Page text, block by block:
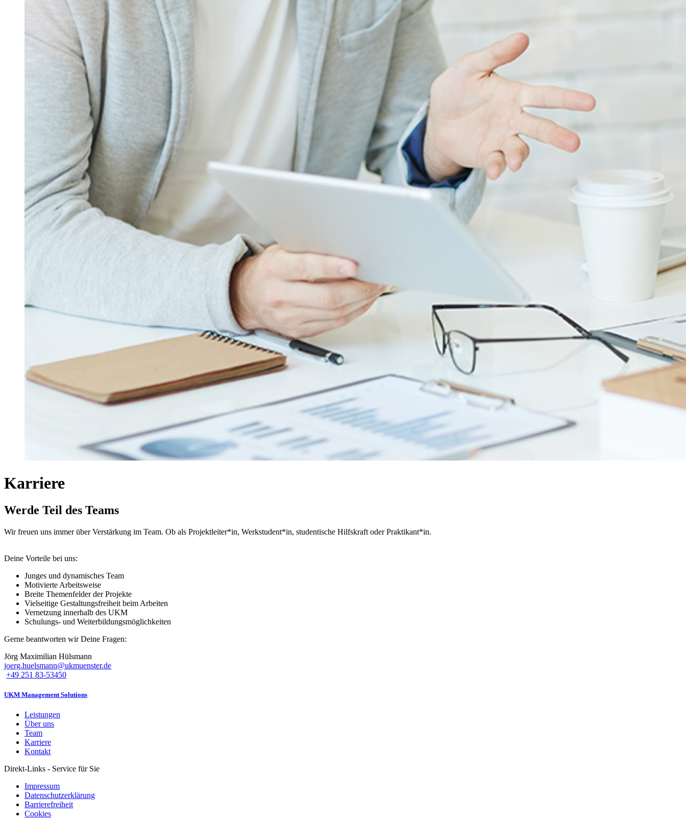
Karriere
Werde Teil des Teams
Wir freuen uns immer über Verstärkung im Team. Ob als Projektleiter*in, Werkstudent*in, studentische Hilfskraft oder Praktikant*in.
Deine Vorteile bei uns:
Junges und dynamisches Team
Motivierte Arbeitsweise
Breite Themenfelder der Projekte
Vielseitige Gestaltungsfreiheit beim Arbeiten
Vernetzung innerhalb des UKM
Schulungs- und Weiterbildungsmöglichkeiten
Gerne beantworten wir Deine Fragen:
Jörg Maximilian Hülsmann
joerg.huelsmann@ukmuenster.de
+49 251 83-53450
UKM Management Solutions
Leistungen
Über uns
Team
Karriere
Kontakt
Direkt-Links - Service für Sie
Impressum
Datenschutzerklärung
Barrierefreiheit
Cookies